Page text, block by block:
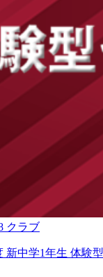
クラブ
新中学1年生 体験